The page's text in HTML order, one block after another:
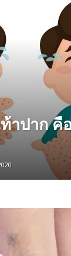
าปาก คื